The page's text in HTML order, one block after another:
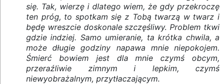
się. Tak, wierzę i dlatego wiem, że gdy przekroczę
ten próg, to spotkam się z Tobą twarzą w twarz i
będę wreszcie doskonale szczęśliwy. Problem tkwi
gdzie indziej. Samo umieranie, ta krótka chwila, a
może długie godziny napawa mnie niepokojem.
Śmierć bowiem jest dla mnie czymś obcym,
przeraźliwie zimnym i lepkim, czymś
niewyobrażalnym, przytłaczającym.